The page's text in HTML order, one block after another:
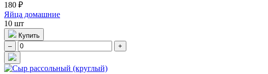
180 ₽
Яйца домашние
10 шт
Купить
–
+